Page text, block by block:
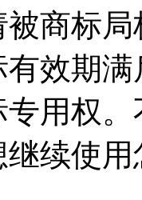
商标
效期
专用权
续使